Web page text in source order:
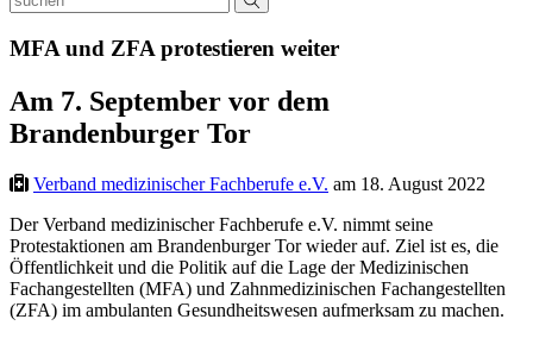
MFA und ZFA protestieren weiter
Am 7. September vor dem
Brandenburger Tor
Verband medizinischer Fachberufe e.V. am 18. August 2022
Der Verband medizinischer Fachberufe e.V. nimmt seine
Protestaktionen am Brandenburger Tor wieder auf. Ziel ist es, die
Öffentlichkeit und die Politik auf die Lage der Medizinischen
Fachangestellten (MFA) und Zahnmedizinischen Fachangestellten
(ZFA) im ambulanten Gesundheitswesen aufmerksam zu machen.